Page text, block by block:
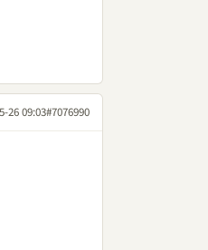
26 09:03#7076990